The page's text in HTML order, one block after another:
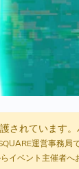
されています
運営事務局
イベント主催者へ